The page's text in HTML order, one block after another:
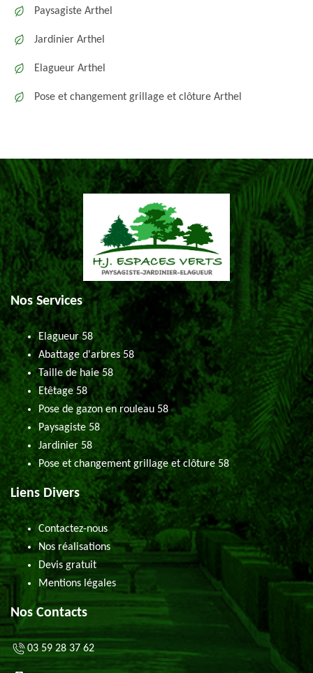
Paysagiste Arthel
Jardinier Arthel
Elagueur Arthel
Pose et changement grillage et clôture Arthel
Nos Services
Elagueur 58
Abattage d'arbres 58
Taille de haie 58
Etêtage 58
Pose de gazon en rouleau 58
Paysagiste 58
Jardinier 58
Pose et changement grillage et clôture 58
Liens Divers
Contactez-nous
Nos réalisations
Devis gratuit
Mentions légales
Nos Contacts
03 59 28 37 62